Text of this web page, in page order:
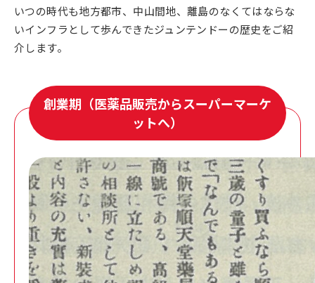
いつの時代も地方都市、中山間地、離島のなくてはならな
いインフラとして歩んできたジュンテンドーの歴史をご紹
介します。
創業期（医薬品販売からスーパーマーケ
ットへ）